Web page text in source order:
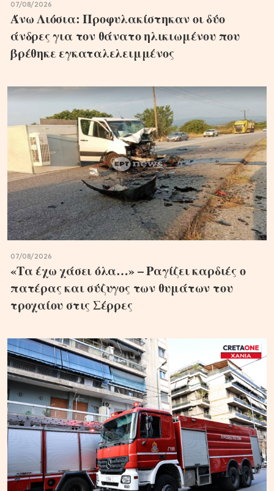
07/08/2026
Άνω Λιόσια: Προφυλακίστηκαν οι δύο
άνδρες για τον θάνατο ηλικιωμένου που
βρέθηκε εγκαταλελειμμένος
07/08/2026
«Τα έχω χάσει όλα…» – Ραγίζει καρδιές ο
πατέρας και σύζυγος των θυμάτων του
τροχαίου στις Σέρρες